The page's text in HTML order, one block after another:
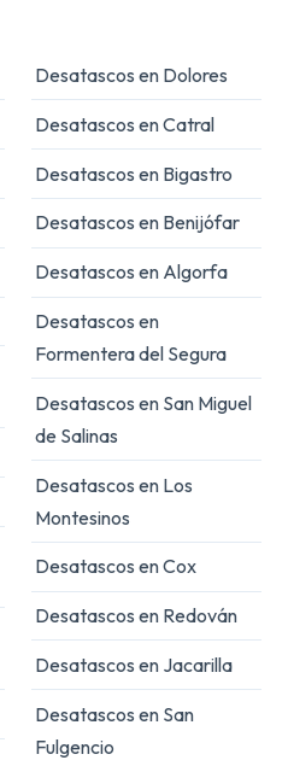
Desatascos en Dolores
Desatascos en Catral
Desatascos en Bigastro
Desatascos en Benijófar
Desatascos en Algorfa
Desatascos en
Formentera del Segura
Desatascos en San Miguel
de Salinas
Desatascos en Los
Montesinos
Desatascos en Cox
Desatascos en Redován
Desatascos en Jacarilla
Desatascos en San
Fulgencio